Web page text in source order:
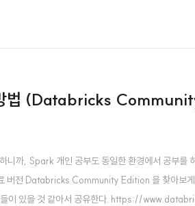
법 (Databricks
니까, Spark 개인 공부도 동일한 환경에서 공부를
버전 Databricks Community Edition 을 찾아보
들이 있을 것 같아서 공유한다. https://